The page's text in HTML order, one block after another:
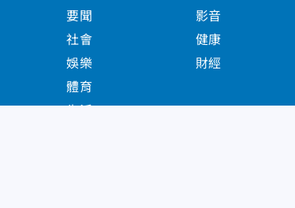
要聞
社會
娛樂
體育
影音
健康
財經